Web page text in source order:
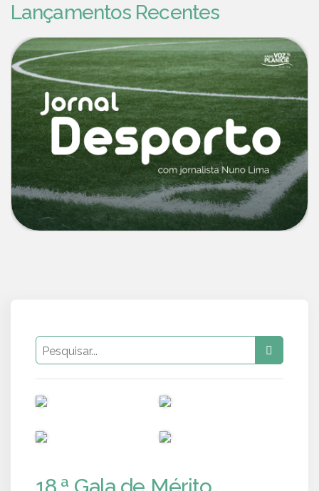
Lançamentos Recentes